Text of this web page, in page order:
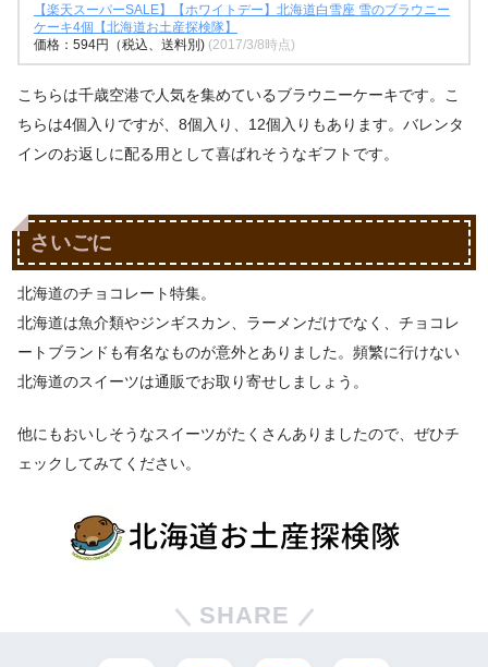
【楽天スーパーSALE】【ホワイトデー】北海道白雪座 雪のブラウニー
ケーキ4個【北海道お土産探検隊】
価格：594円（税込、送料別) (2017/3/8時点)
こちらは千歳空港で人気を集めているブラウニーケーキです。こ
ちらは4個入りですが、8個入り、12個入りもあります。バレンタ
インのお返しに配る用として喜ばれそうなギフトです。
さいごに
北海道のチョコレート特集。
北海道は魚介類やジンギスカン、ラーメンだけでなく、チョコレ
ートブランドも有名なものが意外とありました。頻繁に行けない
北海道のスイーツは通販でお取り寄せしましょう。
他にもおいしそうなスイーツがたくさんありましたので、ぜひチ
ェックしてみてください。
SHARE